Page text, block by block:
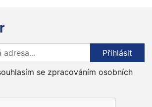
novinek
Přihlásit
se zpracováním osobních